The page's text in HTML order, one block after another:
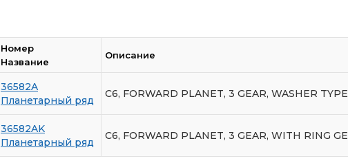
Номер
Название
Описание
36582A
Планетарный ряд
C6, FORWARD PLANET, 3 GEAR, WASHER TYPE
36582AK
Планетарный ряд
C6, FORWARD PLANET, 3 GEAR, WITH RING